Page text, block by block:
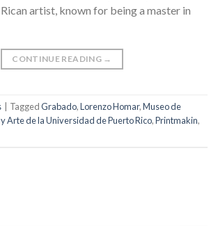
artist, known for being a master in
CONTINUE READING →
TaggedGrabado,Lorenzo Homar,Museo de
Arte de la Universidad de Puerto Rico,Printmakin,